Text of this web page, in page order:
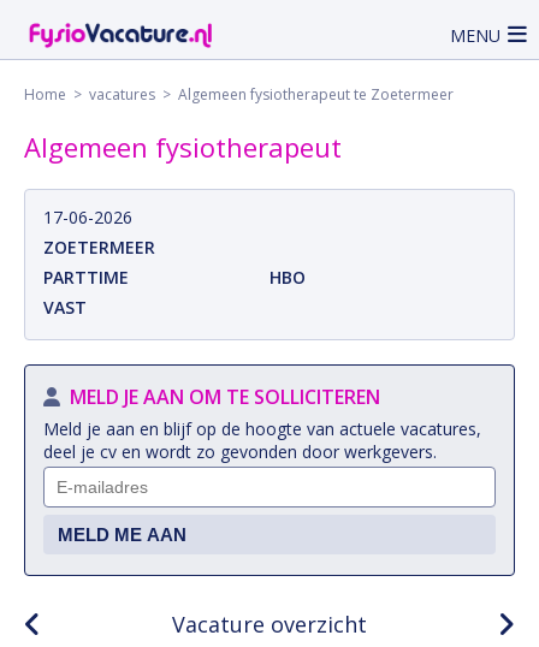
MENU
Home > vacatures > Algemeen fysiotherapeut te Zoetermeer
Algemeen fysiotherapeut
17-06-2026
ZOETERMEER
PARTTIME
HBO
VAST
MELD JE AAN OM TE SOLLICITEREN
Meld je aan en blijf op de hoogte van actuele vacatures,
deel je cv en wordt zo gevonden door werkgevers.
Vacature overzicht